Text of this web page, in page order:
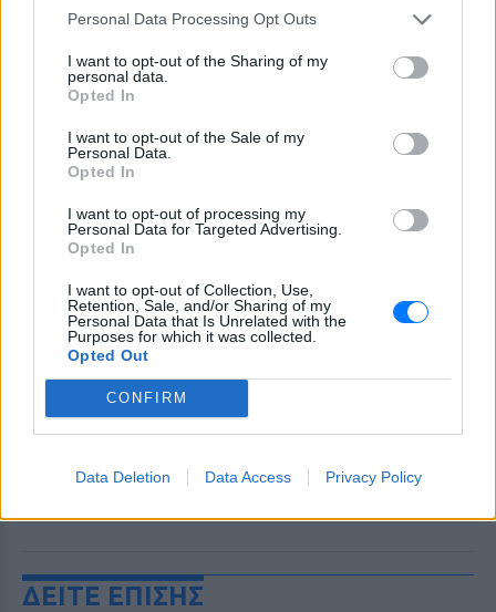
Personal Data Processing Opt Outs
I want to opt-out of the Sharing of my
personal data.
Opted In
I want to opt-out of the Sale of my
Personal Data.
Opted In
I want to opt-out of processing my
Personal Data for Targeted Advertising.
Opted In
I want to opt-out of Collection, Use,
Retention, Sale, and/or Sharing of my
Personal Data that Is Unrelated with the
Purposes for which it was collected.
Opted Out
CONFIRM
Data Deletion Data Access Privacy Policy
Ακολουθήστε το E-Radio.gr και στο Instagram
ΔΙΑΦΗΜΙΣΗ
ΔΕΙΤΕ ΕΠΙΣΗΣ